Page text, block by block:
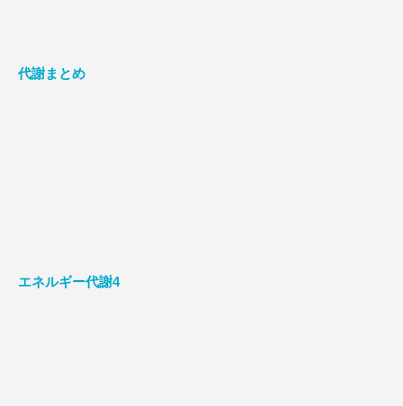
代謝まとめ
エネルギー代謝4